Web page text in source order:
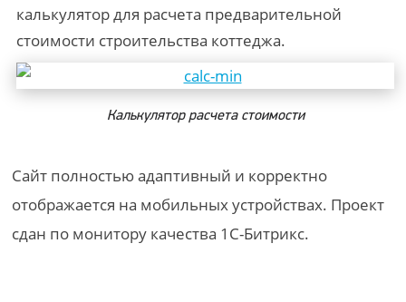
калькулятор для расчета предварительной
стоимости строительства коттеджа.
Калькулятор расчета стоимости
Сайт полностью адаптивный и корректно
отображается на мобильных устройствах. Проект
сдан по монитору качества 1С-Битрикс.